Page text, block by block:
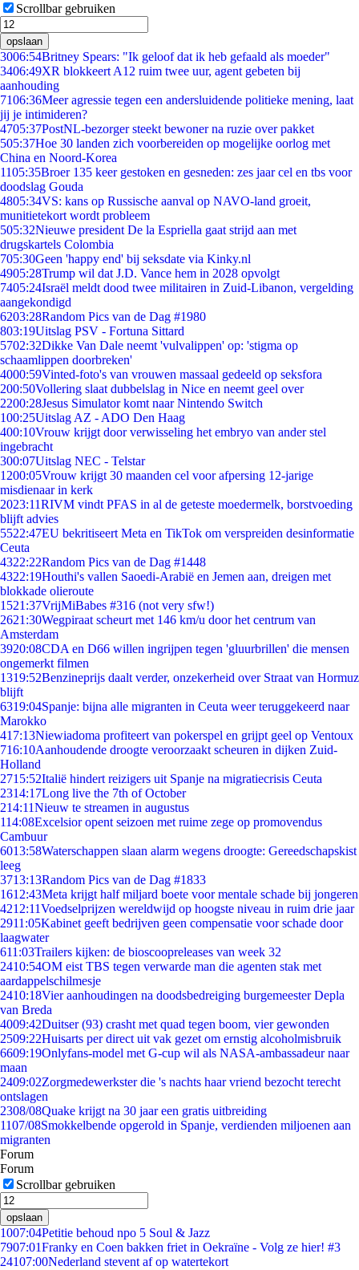
Scrollbar gebruiken
opslaan
3006:54Britney Spears: "Ik geloof dat ik heb gefaald als moeder"
3406:49XR blokkeert A12 ruim twee uur, agent gebeten bij
aanhouding
7106:36Meer agressie tegen een andersluidende politieke mening, laat
jij je intimideren?
4705:37PostNL-bezorger steekt bewoner na ruzie over pakket
505:37Hoe 30 landen zich voorbereiden op mogelijke oorlog met
China en Noord-Korea
1105:35Broer 135 keer gestoken en gesneden: zes jaar cel en tbs voor
doodslag Gouda
4805:34VS: kans op Russische aanval op NAVO-land groeit,
munitietekort wordt probleem
505:32Nieuwe president De la Espriella gaat strijd aan met
drugskartels Colombia
705:30Geen 'happy end' bij seksdate via Kinky.nl
4905:28Trump wil dat J.D. Vance hem in 2028 opvolgt
7405:24Israël meldt dood twee militairen in Zuid-Libanon, vergelding
aangekondigd
6203:28Random Pics van de Dag #1980
803:19Uitslag PSV - Fortuna Sittard
5702:32Dikke Van Dale neemt 'vulvalippen' op: 'stigma op
schaamlippen doorbreken'
4000:59Vinted-foto's van vrouwen massaal gedeeld op seksfora
200:50Vollering slaat dubbelslag in Nice en neemt geel over
2200:28Jesus Simulator komt naar Nintendo Switch
100:25Uitslag AZ - ADO Den Haag
400:10Vrouw krijgt door verwisseling het embryo van ander stel
ingebracht
300:07Uitslag NEC - Telstar
1200:05Vrouw krijgt 30 maanden cel voor afpersing 12-jarige
misdienaar in kerk
2023:11RIVM vindt PFAS in al de geteste moedermelk, borstvoeding
blijft advies
5522:47EU bekritiseert Meta en TikTok om verspreiden desinformatie
Ceuta
4322:22Random Pics van de Dag #1448
4322:19Houthi's vallen Saoedi-Arabië en Jemen aan, dreigen met
blokkade olieroute
1521:37VrijMiBabes #316 (not very sfw!)
2621:30Wegpiraat scheurt met 146 km/u door het centrum van
Amsterdam
3920:08CDA en D66 willen ingrijpen tegen 'gluurbrillen' die mensen
ongemerkt filmen
1319:52Benzineprijs daalt verder, onzekerheid over Straat van Hormuz
blijft
6319:04Spanje: bijna alle migranten in Ceuta weer teruggekeerd naar
Marokko
417:13Niewiadoma profiteert van pokerspel en grijpt geel op Ventoux
716:10Aanhoudende droogte veroorzaakt scheuren in dijken Zuid-
Holland
2715:52Italië hindert reizigers uit Spanje na migratiecrisis Ceuta
2314:17Long live the 7th of October
214:11Nieuw te streamen in augustus
114:08Excelsior opent seizoen met ruime zege op promovendus
Cambuur
6013:58Waterschappen slaan alarm wegens droogte: Gereedschapskist
leeg
3713:13Random Pics van de Dag #1833
1612:43Meta krijgt half miljard boete voor mentale schade bij jongeren
4212:11Voedselprijzen wereldwijd op hoogste niveau in ruim drie jaar
2911:05Kabinet geeft bedrijven geen compensatie voor schade door
laagwater
611:03Trailers kijken: de bioscoopreleases van week 32
2410:54OM eist TBS tegen verwarde man die agenten stak met
aardappelschilmesje
2410:18Vier aanhoudingen na doodsbedreiging burgemeester Depla
van Breda
4009:42Duitser (93) crasht met quad tegen boom, vier gewonden
2509:22Huisarts per direct uit vak gezet om ernstig alcoholmisbruik
6609:19Onlyfans-model met G-cup wil als NASA-ambassadeur naar
maan
2409:02Zorgmedewerkster die 's nachts haar vriend bezocht terecht
ontslagen
2308/08Quake krijgt na 30 jaar een gratis uitbreiding
1107/08Smokkelbende opgerold in Spanje, verdienden miljoenen aan
migranten
Forum
Forum
Scrollbar gebruiken
opslaan
1007:04Petitie behoud npo 5 Soul & Jazz
7907:01Franky en Coen bakken friet in Oekraïne - Volg ze hier! #3
24107:00Nederland stevent af op watertekort